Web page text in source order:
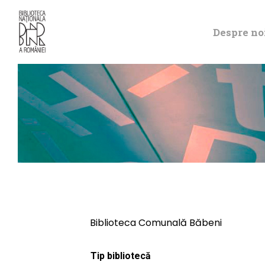
Despre
Biblioteca Comunală Băbeni
Tip bibliotecă